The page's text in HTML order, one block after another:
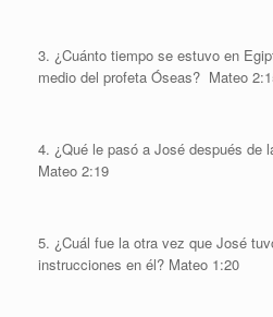
3. ¿Cuánto tiempo se estuvo en
medio del profeta Óseas? Mateo
4. ¿Qué le pasó a José después de
Mateo 2:19
5. ¿Cuál fue la otra vez que José
instrucciones en él? Mateo 1:20